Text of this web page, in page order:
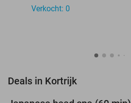
Verkocht: 0
Deals in Kortrijk